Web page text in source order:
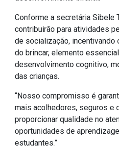
Diário Oficial (Novo)
Diário Oficial (Até 30/04)
Recursos Humanos
Processo Seletivo
Concursos
Instruções Normativas
Licitações
Conforme a secretária Sibele
contribuirão para atividades
de socialização, incentivando
do brincar, elemento
desenvolvimento cognitivo,
das crianças.
“Nosso compromisso é
mais acolhedores, seguros e
proporcionar qualidade no
oportunidades de
estudantes.”